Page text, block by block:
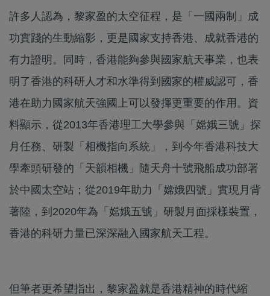
許多人認為，黎家盈的太空征程，是「一國兩制」成
功實踐的生動縮影，更是國家支持香港、成就香港的
有力證明。同時，香港能夠參與國家航天事業，也表
明了香港的科研人才和水準得到國家的權威認可，香
港在助力國家航天強國上可以發揮更重要的作用。資
料顯示，從2013年香港理工大學參與「嫦娥三號」探
月任務、研製「相機指向系統」，到今年香港科技大
學牽頭研發的「天韻相機」隨天舟十號飛船成功部署
於中國太空站；從2019年助力「嫦娥四號」實現月背
著陸，到2020年為「嫦娥五號」研製月面採樣裝置，
香港的科研力量已深深融入國家航天工程。
但筆者更希望指出，黎家盈就是香港精神的時代縮